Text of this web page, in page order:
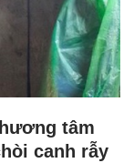
tâm
canh rẫy